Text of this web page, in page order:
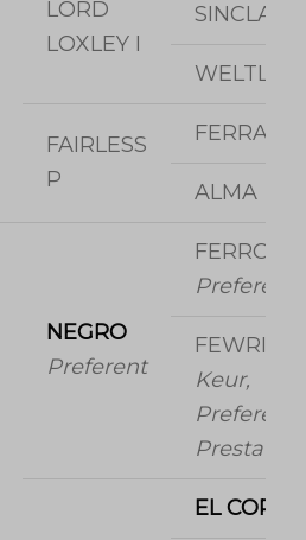
LORD
LOXLEY I
SINCLAIR I
FAIRLESS
P
ALMA
NEGRO
Preferent
FERRO
Preferent
FEWRIE
Keur,
Preferent,
Prestatie
EL